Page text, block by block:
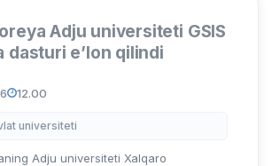
Adju universiteti GSIS
dasturi e’lon qilindi
12.00
universiteti
Adju universiteti Xalqaro